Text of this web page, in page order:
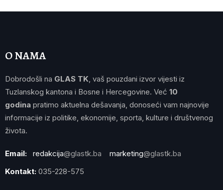
O NAMA
Dobrodošli na GLAS TK , vaš pouzdani izvor vijesti iz
Tuzlanskog kantona i Bosne i Hercegovine. Već 10
godina pratimo aktuelna dešavanja, donoseći vam najnovije
informacije iz politike, ekonomije, sporta, kulture i društvenog
života.
Email: redakcija@glastk.ba marketing@glastk.ba
Kontakt: 035-228-575